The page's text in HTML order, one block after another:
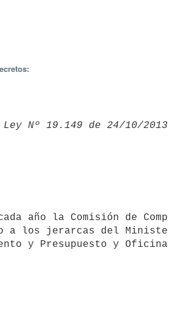
Ley Nº 19.149 de 24/10/
a los jerarcas del
y Presupuesto y